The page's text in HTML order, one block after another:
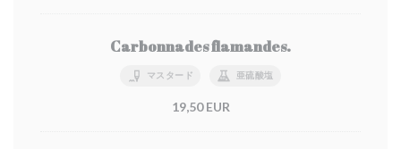
Carbonnades flamandes.
マスタード 亜硫酸塩
19,50 EUR